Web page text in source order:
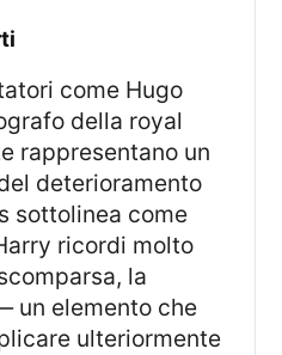
della royal
rappresentano un
deterioramento
sottolinea come
ricordi molto
la
un elemento che
ulteriormente